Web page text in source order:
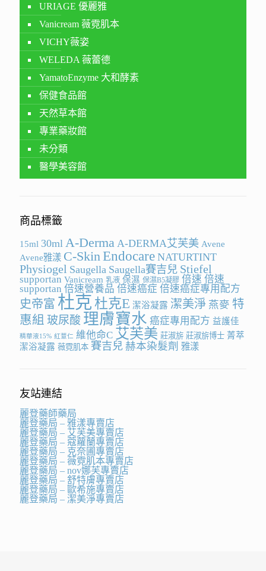
URIAGE 優麗雅
Vanicream 薇霓肌本
VICHY薇姿
WELEDA 薇蕾德
YamatoEnzyme 大和酵素
保健食品館
天然草本館
專業藥妝館
未分類
醫學美容館
商品標籤
15ml 30ml A-Derma A-DERMA艾芙美 Avene
Avene雅漾 C-Skin Endocare NATURTINT
Physiogel Saugella Saugella賽吉兒 Stiefel
supportan Vanicream 乳液 保濕 保濕B5凝膠 倍速 倍速
supportan 倍速營養品 倍速癌症 倍速癌症專用配方
史帝富 杜克 杜克E 潔浴凝露 潔美淨 燕麥 特
惠組 玻尿酸 理膚寶水 癌症專用配方 益護佳
精華液15% 紅薏仁 維他命C 艾芙美 莊淑旂 莊淑旂博士 菁萃
潔浴凝露 薇霓肌本 賽吉兒 赫本染髮劑 雅漾
友站連結
麗登藥師藥局
麗登藥局 – 雅漾專賣店
麗登藥局 – 艾芙美專賣店
麗登藥局 – 蔻蘿蘭專賣店
麗登藥局 – 克奈圃專賣店
麗登藥局 – 薇霓肌本專賣店
麗登藥局 – nov娜芙專賣店
麗登藥局 – 舒特膚專賣店
麗登藥局 – 歐希施專賣店
麗登藥局 – 潔美淨專賣店